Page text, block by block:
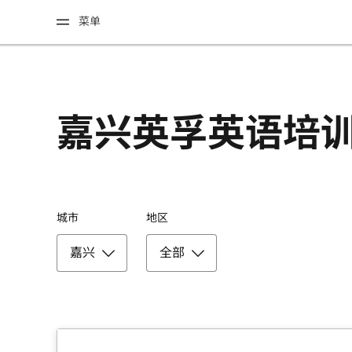
菜单
嘉兴英孚英语培
城市 地区